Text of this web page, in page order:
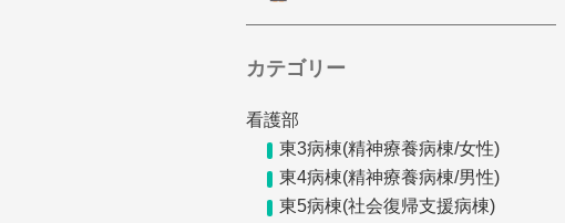
カテゴリー
看護部
東3病棟(精神療養病棟/女性)
東4病棟(精神療養病棟/男性)
東5病棟(社会復帰支援病棟)